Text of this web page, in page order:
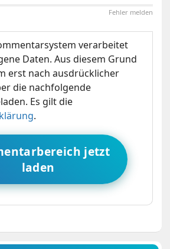
Fehler melden
verarbeitet
Daten. Aus diesem Grund
erst nach ausdrücklicher
die nachfolgende
Es gilt die
.
jetzt
laden